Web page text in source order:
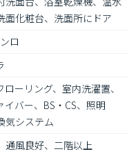
面化粧台、洗面所にドア
ロ
ーリング、室内洗濯置、
バー、BS・CS、照明
気システム
通風良好、二階以上